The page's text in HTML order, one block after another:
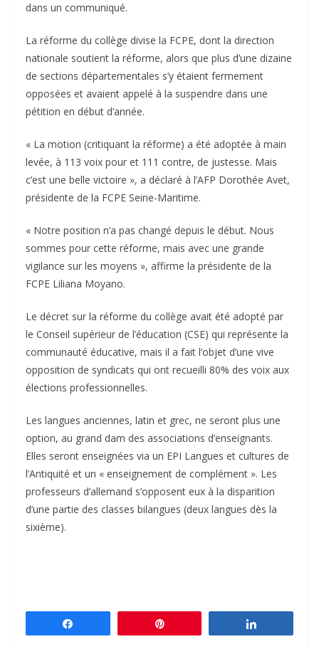
dans un communiqué.
La réforme du collège divise la FCPE, dont la direction
nationale soutient la réforme, alors que plus d’une dizaine
de sections départementales s’y étaient fermement
opposées et avaient appelé à la suspendre dans une
pétition en début d’année.
« La motion (critiquant la réforme) a été adoptée à main
levée, à 113 voix pour et 111 contre, de justesse. Mais
c’est une belle victoire », a déclaré à l’AFP Dorothée Avet,
présidente de la FCPE Seine-Maritime.
« Notre position n’a pas changé depuis le début. Nous
sommes pour cette réforme, mais avec une grande
vigilance sur les moyens », affirme la présidente de la
FCPE Liliana Moyano.
Le décret sur la réforme du collège avait été adopté par
le Conseil supérieur de l’éducation (CSE) qui représente la
communauté éducative, mais il a fait l’objet d’une vive
opposition de syndicats qui ont recueilli 80% des voix aux
élections professionnelles.
Les langues anciennes, latin et grec, ne seront plus une
option, au grand dam des associations d’enseignants.
Elles seront enseignées via un EPI Langues et cultures de
l’Antiquité et un « enseignement de complément ». Les
professeurs d’allemand s’opposent eux à la disparition
d’une partie des classes bilangues (deux langues dès la
sixième).